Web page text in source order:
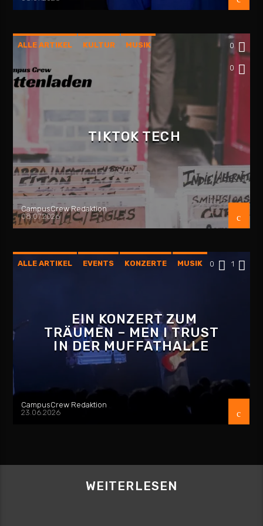
ALLE ARTIKEL KULTUR MUSIK
PLATTENLADEN
0
0
TIKTOK TECH
CampusCrew Redaktion
08.07.2026
ALLE ARTIKEL EVENTS KONZERTE MUSIK 0 1
EIN KONZERT ZUM
TRÄUMEN – MEN I TRUST
IN DER MUFFATHALLE
CampusCrew Redaktion
23.06.2026
WEITERLESEN